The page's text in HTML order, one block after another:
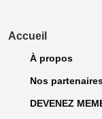
Accueil
À propos
Nos
DEVENEZ